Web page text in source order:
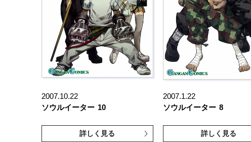
2007.10.22
ソウルイーター 10
詳しく見る
2007.1.22
ソウルイーター 8
詳しく見る